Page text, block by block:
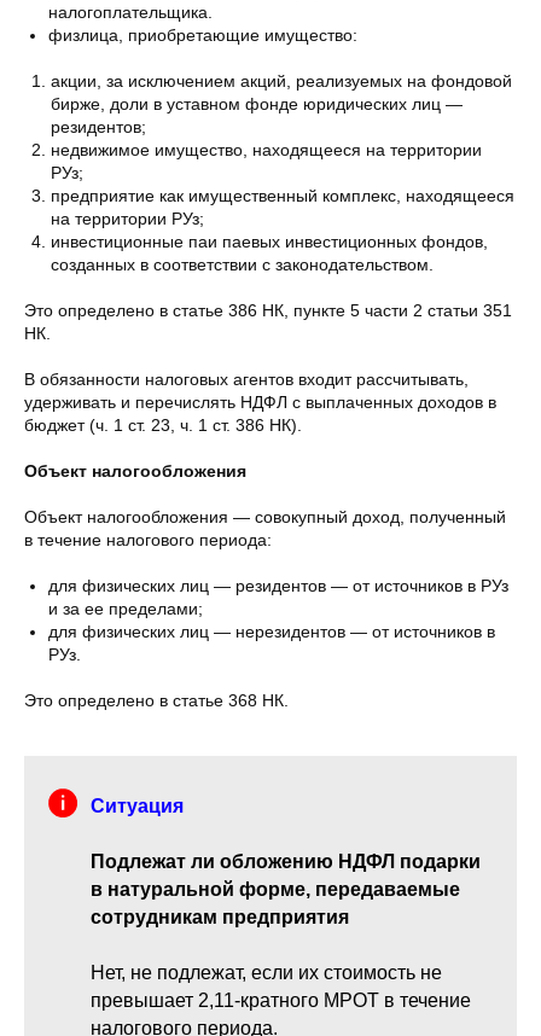
налогоплательщика.
физлица, приобретающие имущество:
акции, за исключением акций, реализуемых на фондовой
бирже, доли в уставном фонде юридических лиц —
резидентов;
недвижимое имущество, находящееся на территории
РУз;
предприятие как имущественный комплекс, находящееся
на территории РУз;
инвестиционные паи паевых инвестиционных фондов,
созданных в соответствии с законодательством.
Это определено в статье 386 НК, пункте 5 части 2 статьи 351
НК.
В обязанности налоговых агентов входит рассчитывать,
удерживать и перечислять НДФЛ с выплаченных доходов в
бюджет (ч. 1 ст. 23, ч. 1 ст. 386 НК).
Объект налогообложения
Объект налогообложения — совокупный доход, полученный
в течение налогового периода:
для физических лиц — резидентов — от источников в РУз
и за ее пределами;
для физических лиц — нерезидентов — от источников в
РУз.
Это определено в статье 368 НК.
Ситуация
Подлежат ли обложению НДФЛ подарки
в натуральной форме, передаваемые
сотрудникам предприятия
Нет, не подлежат, если их стоимость не
превышает 2,11-кратного МРОТ в течение
налогового периода.